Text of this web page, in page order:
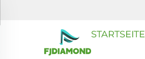
STARTSEITE